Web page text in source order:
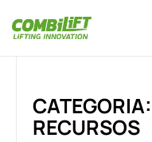
RECURSOS